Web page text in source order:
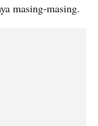
masing-masing.